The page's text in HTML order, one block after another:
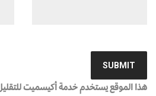
هذا الموقع يستخدم خدمة أكيسميت